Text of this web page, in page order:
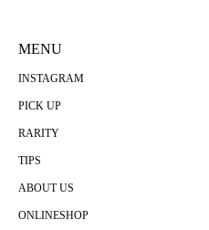
MENU
INSTAGRAM
PICK UP
RARITY
TIPS
ABOUT US
ONLINESHOP